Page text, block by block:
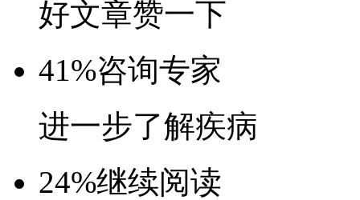
好文章赞一下
41%咨询专家
进一步了解疾病
24%继续阅读